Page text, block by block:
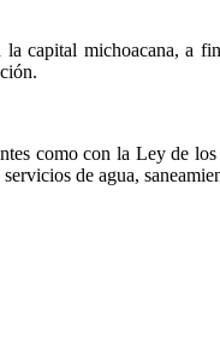
capital michoacana, a
como con la Ley de
de agua,